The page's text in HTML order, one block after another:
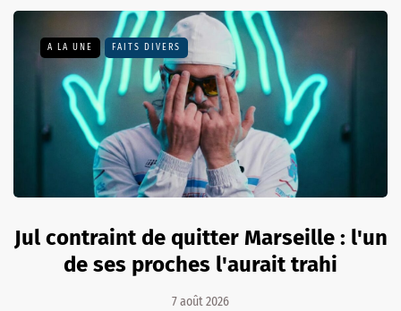
A LA UNE FAITS DIVERS
Jul contraint de quitter Marseille : l'un
de ses proches l'aurait trahi
7 août 2026